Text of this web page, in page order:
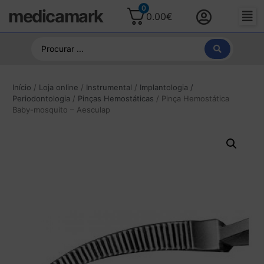
medicamark 0
0.00€
Início / Loja online / Instrumental / Implantologia /
Periodontologia / Pinças Hemostáticas / Pinça Hemostática
Baby-mosquito – Aesculap